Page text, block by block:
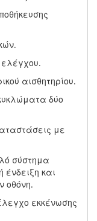
αισθητηρίου.
δύο
με
σύστημα
και
οθόνη.
εκκένωσης